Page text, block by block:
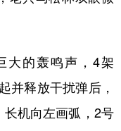
عربى
的轰鸣声，4架
并释放干扰弹后，
长机向左画弧，2号